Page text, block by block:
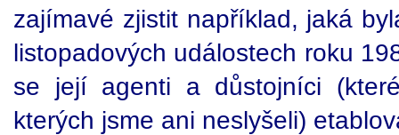
zajímavé zjistit například, jaká
listopadových událostech roku
se její agenti a důstojníci
kterých jsme ani neslyšeli)